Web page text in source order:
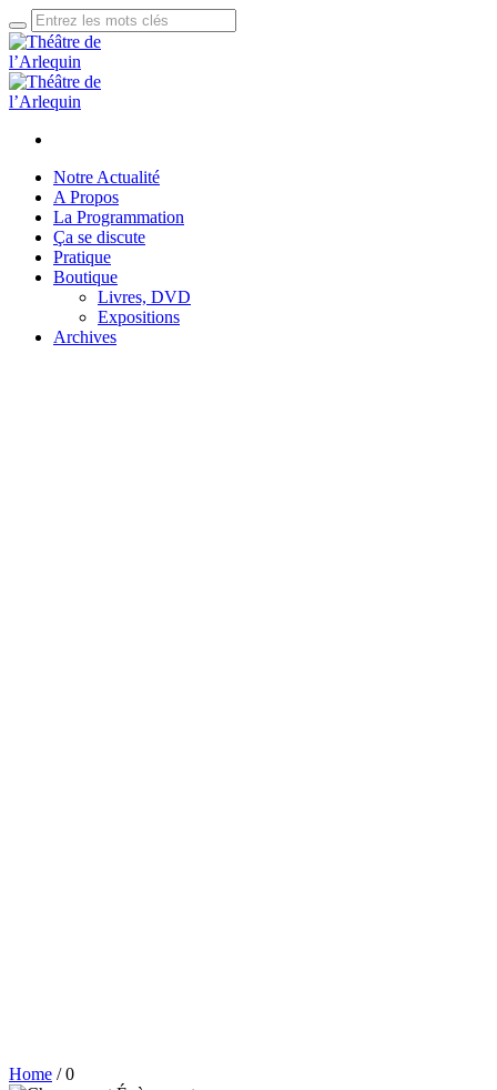
Notre Actualité
A Propos
La Programmation
Ça se discute
Pratique
Boutique
Livres, DVD
Expositions
Archives
Home /0